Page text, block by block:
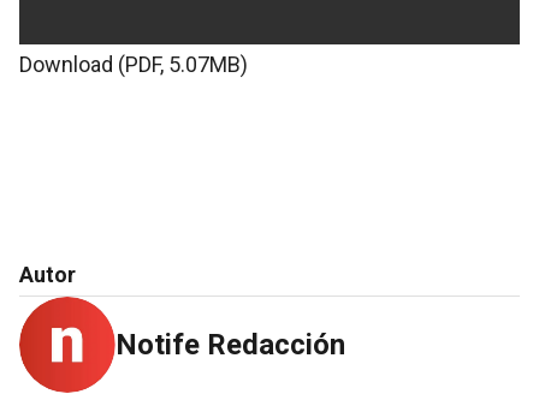
Download (PDF, 5.07MB)
Autor
Notife Redacción